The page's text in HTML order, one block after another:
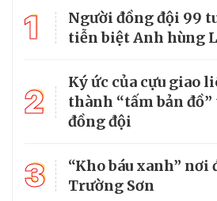
1
Người đồng đội 99
tiễn biệt Anh hùng
2
Ký ức của cựu giao
thành “tấm bản
đồng đội
3
“Kho báu xanh” nơi
Trường Sơn